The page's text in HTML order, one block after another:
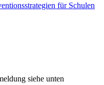
für Schulen